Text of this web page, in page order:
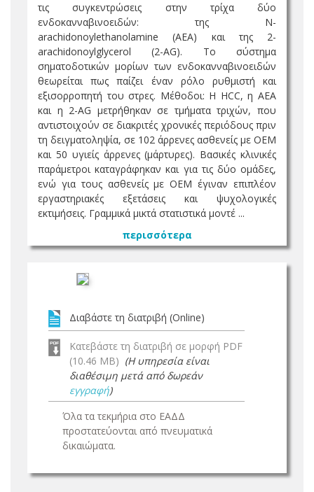
τις συγκεντρώσεις στην τρίχα δύο
ενδοκανναβινοειδών: της N-
arachidonoylethanolamine (AEA) και της 2-
arachidonoylglycerol (2-AG). Το σύστημα
σηματοδοτικών μορίων των ενδοκανναβινοειδών
θεωρείται πως παίζει έναν ρόλο ρυθμιστή και
εξισορροπητή του στρες. Μέθοδοι: H HCC, η ΑΕΑ
και η 2-AG μετρήθηκαν σε τμήματα τριχών, που
αντιστοιχούν σε διακριτές χρονικές περιόδους πριν
τη δειγματοληψία, σε 102 άρρενες ασθενείς με ΟΕΜ
και 50 υγιείς άρρενες (μάρτυρες). Βασικές κλινικές
παράμετροι καταγράφηκαν και για τις δύο ομάδες,
ενώ για τους ασθενείς με ΟΕΜ έγιναν επιπλέον
εργαστηριακές εξετάσεις και ψυχολογικές
εκτιμήσεις. Γραμμικά μικτά στατιστικά μοντέ ...
περισσότερα
Διαβάστε τη διατριβή (Online)
Κατεβάστε τη διατριβή σε μορφή PDF
(10.46 MB) (Η υπηρεσία είναι
διαθέσιμη μετά από δωρεάν
εγγραφή)
Όλα τα τεκμήρια στο ΕΑΔΔ
προστατεύονται από πνευματικά
δικαιώματα.